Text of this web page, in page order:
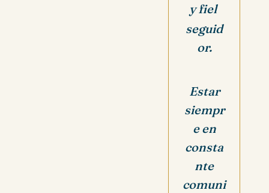
y fiel
seguid
or.
Estar
siempr
e en
consta
nte
comuni